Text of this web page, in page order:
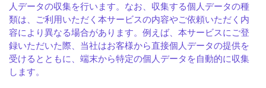
人データの収集を行います。なお、収集する個人データの種
類は、ご利用いただく本サービスの内容やご依頼いただく内
容により異なる場合があります。例えば、本サービスにご登
録いただいた際、当社はお客様から直接個人データの提供を
受けるとともに、端末から特定の個人データを自動的に収集
します。